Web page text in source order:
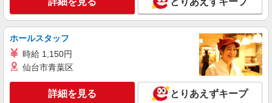
紹介予定派遣
株式会社シエロ
携帯販売スタッフ【softbank】
時給1600円〜 ※別途インセンティブ、職能評
価制度あり ※残業代支給 ★交通費別途支給（規定
インセンティブ支給(規定有) ★月2回払い・週払い
可能（規程有）★ ゜・。○。・゜+゜・。○。・゜
キープ 詳細を見る
ホールスタッフ
時給 1,150円
仙台市青葉区
詳細を見る とりあえずキープ